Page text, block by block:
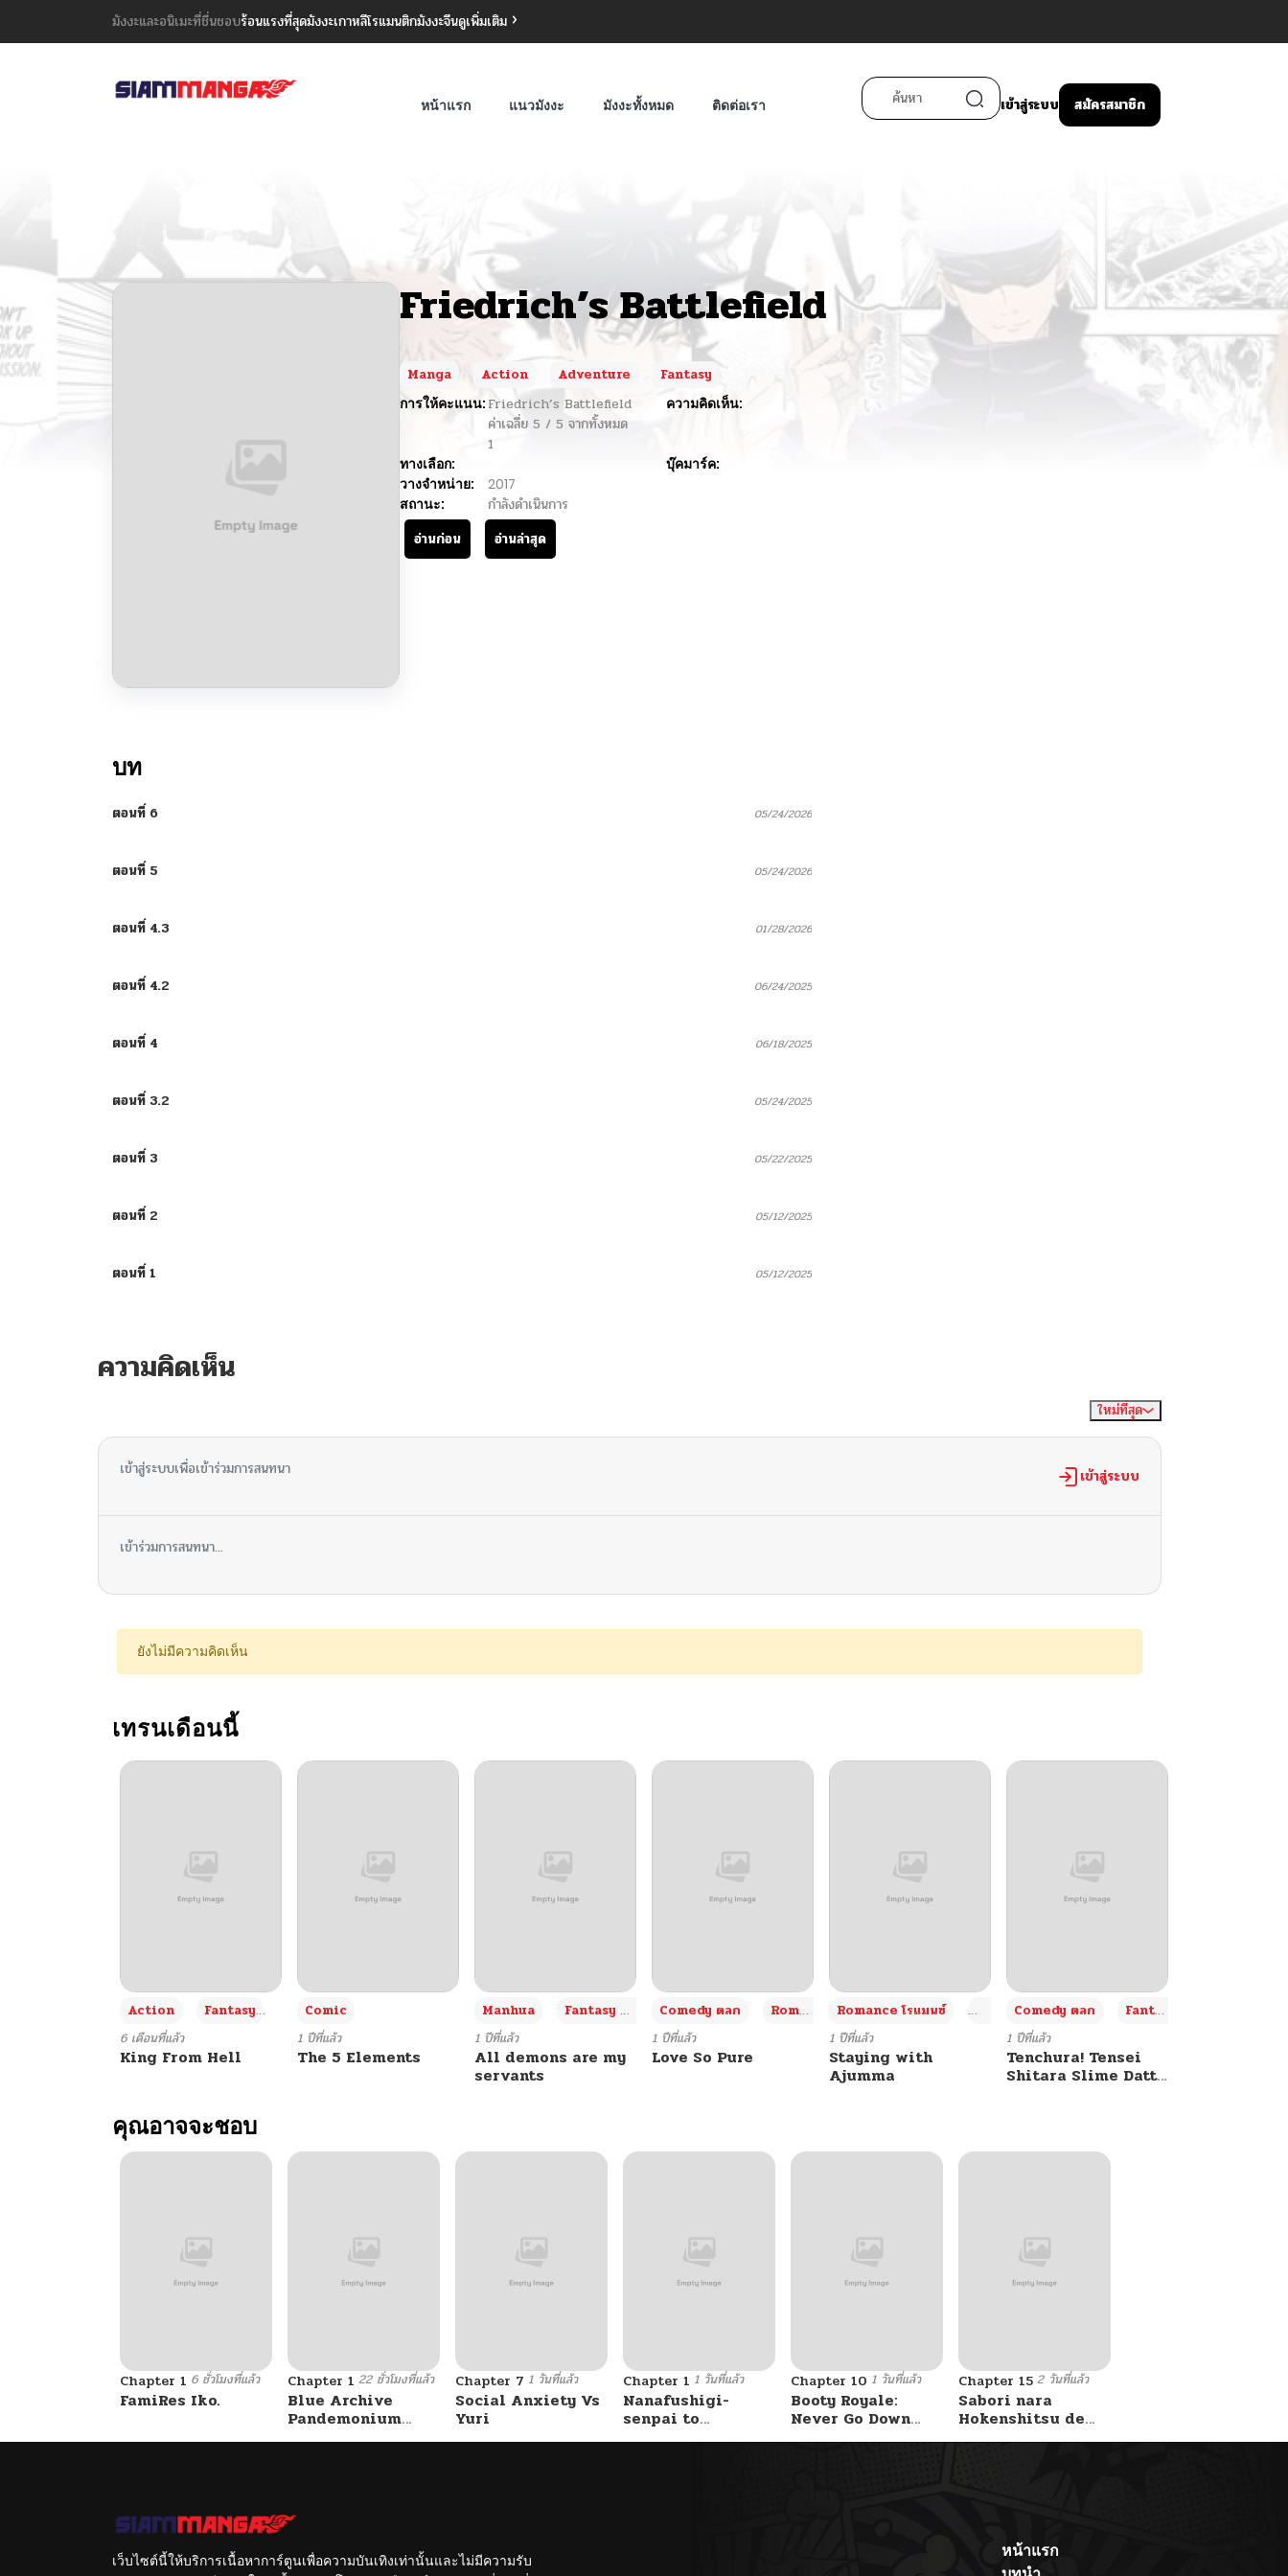
มังงะและอนิเมะที่ชื่นชอบร้อนแรงที่สุดมังงะเกาหลีโรแมนติกมังงะจีนดูเพิ่มเติม
หน้าแรก แนวมังงะ มังงะทั้งหมด ติดต่อเรา เข้าสู่ระบบ สมัครสมาชิก
Friedrich’s Battlefield
Manga Action Adventure
Fantasy
การให้คะแนน: Friedrich’s Battlefield
ค่าเฉลี่ย 5 / 5 จากทั้งหมด
1
ความคิดเห็น:
ทางเลือก:
บุ๊คมาร์ค:
วางจำหน่าย:
2017
สถานะ:
กำลังดำเนินการ
อ่านก่อน
อ่านล่าสุด
บท
ตอนที่ 6 05/24/2026
ตอนที่ 5 05/24/2026
ตอนที่ 4.3 01/28/2026
ตอนที่ 4.2 06/24/2025
ตอนที่ 4 06/18/2025
ตอนที่ 3.2 05/24/2025
ตอนที่ 3 05/22/2025
ตอนที่ 2 05/12/2025
ตอนที่ 1 05/12/2025
ความคิดเห็น
ใหม่ที่สุด
เข้าสู่ระบบเพื่อเข้าร่วมการสนทนา เข้าสู่ระบบ
เข้าร่วมการสนทนา...
ยังไม่มีความคิดเห็น
เทรนเดือนนี้
Action Fantasy
6 เดือนที่แล้ว
King From Hell
Comic
1 ปีที่แล้ว
The 5 Elements
Manhua Fantasy แฟนตาซี +3
1 ปีที่แล้ว
All demons are my
servants
Comedy ตลก Romance โรแมนซ์ +4
1 ปีที่แล้ว
Love So Pure
Romance โรแมนซ์ Adult ผู้ใหญ่ +4
1 ปีที่แล้ว
Staying with
Ajumma
Comedy ตลก Fantasy แฟนตาซี
1 ปีที่แล้ว
Tenchura! Tensei
Shitara Slime Datta
คุณอาจจะชอบ
Chapter 1 6 ชั่วโมงที่แล้ว
FamiRes Iko.
Chapter 1 22 ชั่วโมงที่แล้ว
Blue Archive
Pandemonium
Vacation By
Chapter 7 1 วันที่แล้ว
Social Anxiety Vs
Yuri
Chapter 1 1 วันที่แล้ว
Nanafushigi-
senpai to
Tetsujin-kun
Chapter 10 1 วันที่แล้ว
Booty Royale:
Never Go Down
Without A Fight!
Chapter 15 2 วันที่แล้ว
Sabori nara
Hokenshitsu de
Douzo?
เว็บไซต์นี้ให้บริการเนื้อหาการ์ตูนเพื่อความบันเทิงเท่านั้นและไม่มีความรับ
หน้าแรก